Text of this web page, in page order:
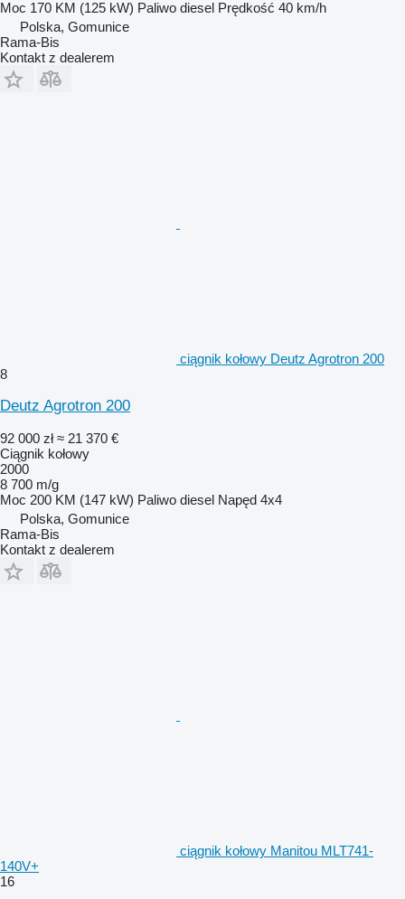
Moc 170 KM (125 kW) Paliwo diesel Prędkość 40 km/h
Polska, Gomunice
Rama-Bis
Kontakt z dealerem
ciągnik kołowy Deutz Agrotron 200
8
Deutz Agrotron 200
92 000 zł ≈ 21 370 €
Ciągnik kołowy
2000
8 700 m/g
Moc 200 KM (147 kW) Paliwo diesel Napęd 4x4
Polska, Gomunice
Rama-Bis
Kontakt z dealerem
ciągnik kołowy Manitou MLT741-
140V+
16